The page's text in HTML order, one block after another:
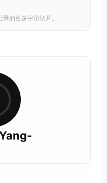
的更多宇宙切片。